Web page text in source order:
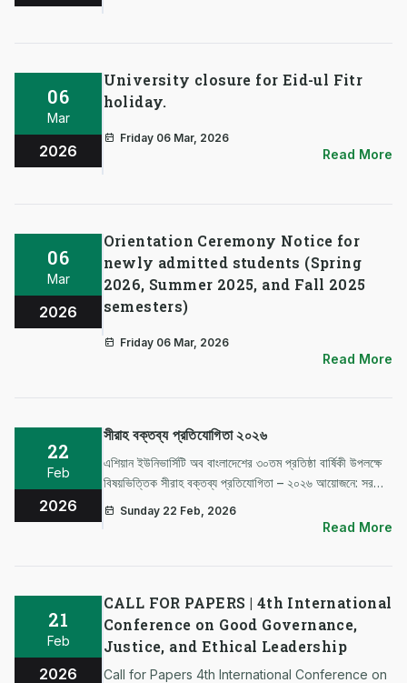
06
Mar
2026
University closure for Eid-ul Fitr
holiday.
Friday 06 Mar, 2026
Read More
06
Mar
2026
Orientation Ceremony Notice for
newly admitted students (Spring
2026, Summer 2025, and Fall 2025
semesters)
Friday 06 Mar, 2026
Read More
22
Feb
2026
সীরাহ বক্তব্য প্রতিযোগিতা ২০২৬
এশিয়ান ইউনিভার্সিটি অব বাংলাদেশের ৩০তম প্রতিষ্ঠা বার্ষিকী উপলক্ষে
বিষয়ভিত্তিক সীরাহ বক্তব্য প্রতিযোগিতা – ২০২৬ আয়োজনে: সরকার
ও রাজনীতি বিভাগ, এশিয়ান ইউনিভার্সিটি অব বাংলাদেশ (AUB) তারিখ
২০ ফেব্রুয়ারি ২০২৬ মোট পুরষ্কা…
Sunday 22 Feb, 2026
Read More
21
Feb
2026
CALL FOR PAPERS | 4th International
Conference on Good Governance,
Justice, and Ethical Leadership
Call for Papers 4th International Conference on